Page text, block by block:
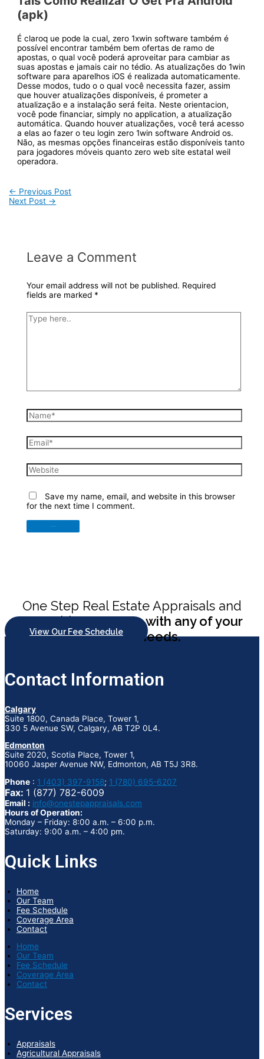
(apk)
É claroq ue pode la cual, zero 1xwin software também é
possível encontrar também bem ofertas de ramo de
apostas, o qual você poderá aproveitar para cambiar as
suas apostas e jamais cair no tédio. As atualizações do 1win
software para aparelhos iOS é realizada automaticamente.
Desse modos, tudo o o qual você necessita fazer, assim
que houver atualizações disponíveis, é prometer a
atualização e a instalação será feita. Neste orientacion,
você pode financiar, simply no application, a atualização
automática. Quando houver atualizações, você terá acesso
a elas ao fazer o teu login zero 1win software Android os.
Não, as mesmas opções financeiras estão disponíveis tanto
para jogadores móveis quanto zero web site estatal weil
operadora.
Post
← Previous Post
Next Post →
Leave a Comment
Your email address will not be published. Required
fields are marked *
Type
here..
Name*
Email*
Website
Save my name, email, and website in this browser
for the next time I comment.
One Step Real Estate Appraisals and
Consultingcan help with any of your
appraisal needs.
View Our Fee Schedule
Contact Information
Calgary
Suite 1800, Canada Place, Tower 1,
330 5 Avenue SW, Calgary, AB T2P 0L4.
Edmonton
Suite 2020, Scotia Place, Tower 1,
10060 Jasper Avenue NW, Edmonton, AB T5J 3R8.
Phone : 1 (403) 397-9158; 1 (780) 695-6207
Fax: 1 (877) 782-6009
Email : info@onestepappraisals.com
Hours of Operation:
Monday – Friday: 8:00 a.m. – 6:00 p.m.
Saturday: 9:00 a.m. – 4:00 pm.
Quick Links
Home
Our Team
Fee Schedule
Coverage Area
Contact
Home
Our Team
Fee Schedule
Coverage Area
Contact
Services
Appraisals
Agricultural Appraisals